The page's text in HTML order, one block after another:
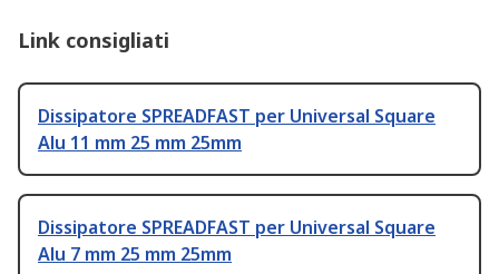
Link consigliati
Dissipatore SPREADFAST per Universal Square
Alu 11 mm 25 mm 25mm
Dissipatore SPREADFAST per Universal Square
Alu 7 mm 25 mm 25mm